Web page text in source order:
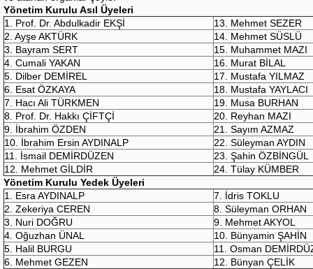
Yönetim Kurulu Asıl Üyeleri
1. Prof. Dr. Abdulkadir EKŞİ
13. Mehmet SEZER
2. Ayşe AKTÜRK
14. Mehmet SÜSLÜ
3. Bayram SERT
15. Muhammet MAZI
4. Cumali YAKAN
16. Murat BİLAL
5. Dilber DEMİREL
17. Mustafa YILMAZ
6. Esat ÖZKAYA
18. Mustafa YAYLACI
7. Hacı Ali TÜRKMEN
19. Musa BURHAN
8. Prof. Dr. Hakkı ÇİFTÇİ
20. Reyhan MAZI
9. İbrahim ÖZDEN
21. Sayım AZMAZ
10. İbrahim Ersin AYDINALP
22. Süleyman AYDIN
11. İsmail DEMİRDÜZEN
23. Şahin ÖZBİNGÜL
12. Mehmet GİLDİR
24. Tülay KÜMBER
Yönetim Kurulu Yedek Üyeleri
1. Esra AYDINALP
7. İdris TOKLU
2. Zekeriya CEREN
8. Süleyman ORHAN
3. Nuri DOĞRU
9. Mehmet AKYOL
4. Oğuzhan ÜNAL
10. Bünyamin ŞAHİN
5. Halil BURGU
11. Osman
6. Mehmet GEZEN
12. Bünyan ÇELİK